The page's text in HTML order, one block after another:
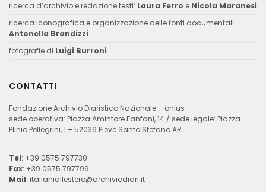
ricerca d’archivio e redazione testi: Laura Ferro e Nicola Maranesi
ricerca iconografica e organizzazione delle fonti documentali:
Antonella Brandizzi
fotografie di Luigi Burroni
CONTATTI
Fondazione Archivio Diaristico Nazionale – onlus
sede operativa: Piazza Amintore Fanfani, 14 / sede legale: Piazza
Plinio Pellegrini, 1 – 52036 Pieve Santo Stefano AR
Tel: +39 0575 797730
Fax: +39 0575 797799
Mail: italianiallestero@archiviodiari.it